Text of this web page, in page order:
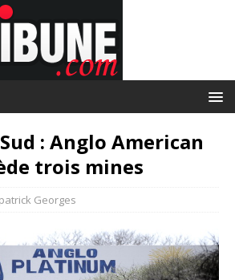
: Anglo American
trois mines
Georges